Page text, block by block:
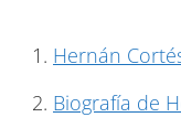
Hernán
Biografía de